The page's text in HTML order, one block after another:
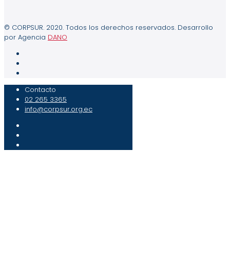
© CORPSUR. 2020. Todos los derechos reservados. Desarrollo
por Agencia DANO
Contacto
02 265 3365
info@corpsur.org.ec